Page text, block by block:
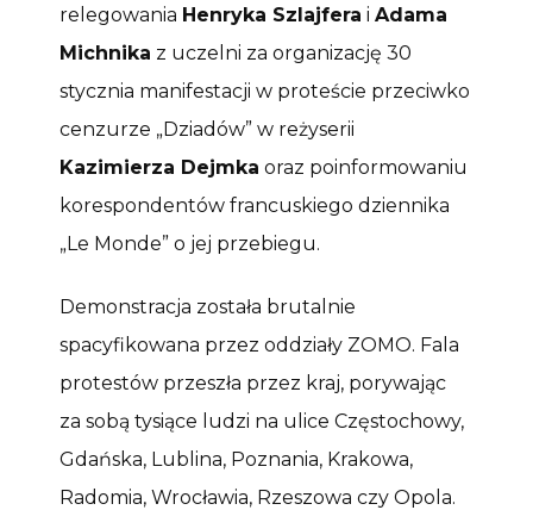
relegowania Henryka Szlajfera i Adama
Michnika z uczelni za organizację 30
stycznia manifestacji w proteście przeciwko
cenzurze „Dziadów” w reżyserii
Kazimierza Dejmka oraz poinformowaniu
korespondentów francuskiego dziennika
„Le Monde” o jej przebiegu.
Demonstracja została brutalnie
spacyfikowana przez oddziały ZOMO. Fala
protestów przeszła przez kraj, porywając
za sobą tysiące ludzi na ulice Częstochowy,
Gdańska, Lublina, Poznania, Krakowa,
Radomia, Wrocławia, Rzeszowa czy Opola.